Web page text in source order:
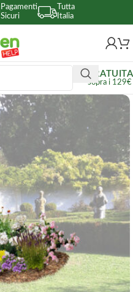
Pagamenti
Sicuri
Tutta
Italia
GRATUITA
sopra i 129€